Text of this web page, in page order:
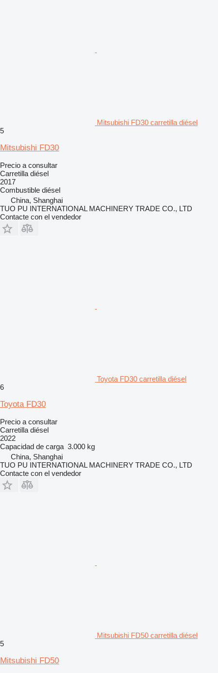
Mitsubishi FD30 carretilla diésel
5
Mitsubishi FD30
Precio a consultar
Carretilla diésel
2017
Combustible diésel
China, Shanghai
TUO PU INTERNATIONAL MACHINERY TRADE CO., LTD
Contacte con el vendedor
Toyota FD30 carretilla diésel
6
Toyota FD30
Precio a consultar
Carretilla diésel
2022
Capacidad de carga 3.000 kg
China, Shanghai
TUO PU INTERNATIONAL MACHINERY TRADE CO., LTD
Contacte con el vendedor
Mitsubishi FD50 carretilla diésel
5
Mitsubishi FD50